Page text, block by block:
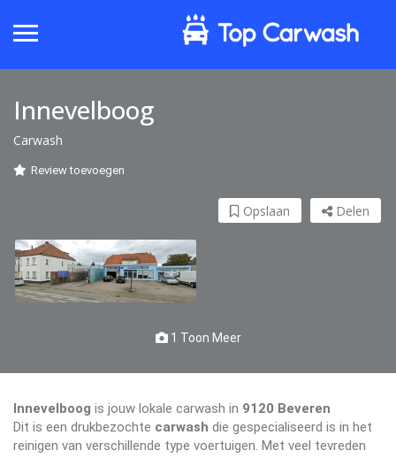
Innevelboog
Carwash
Review toevoegen
Delen
Opslaan
1 Toon Meer
Innevelboog is jouw lokale carwash in 9120 Beveren
Dit is een drukbezochte carwash die gespecialiseerd is in het
reinigen van verschillende type voertuigen. Met veel tevreden